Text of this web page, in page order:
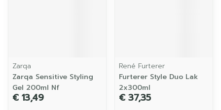
Zarqa
Zarqa Sensitive Styling
Gel 200ml Nf
€ 13,49
René Furterer
Furterer Style Duo Lak
2x300ml
€ 37,35